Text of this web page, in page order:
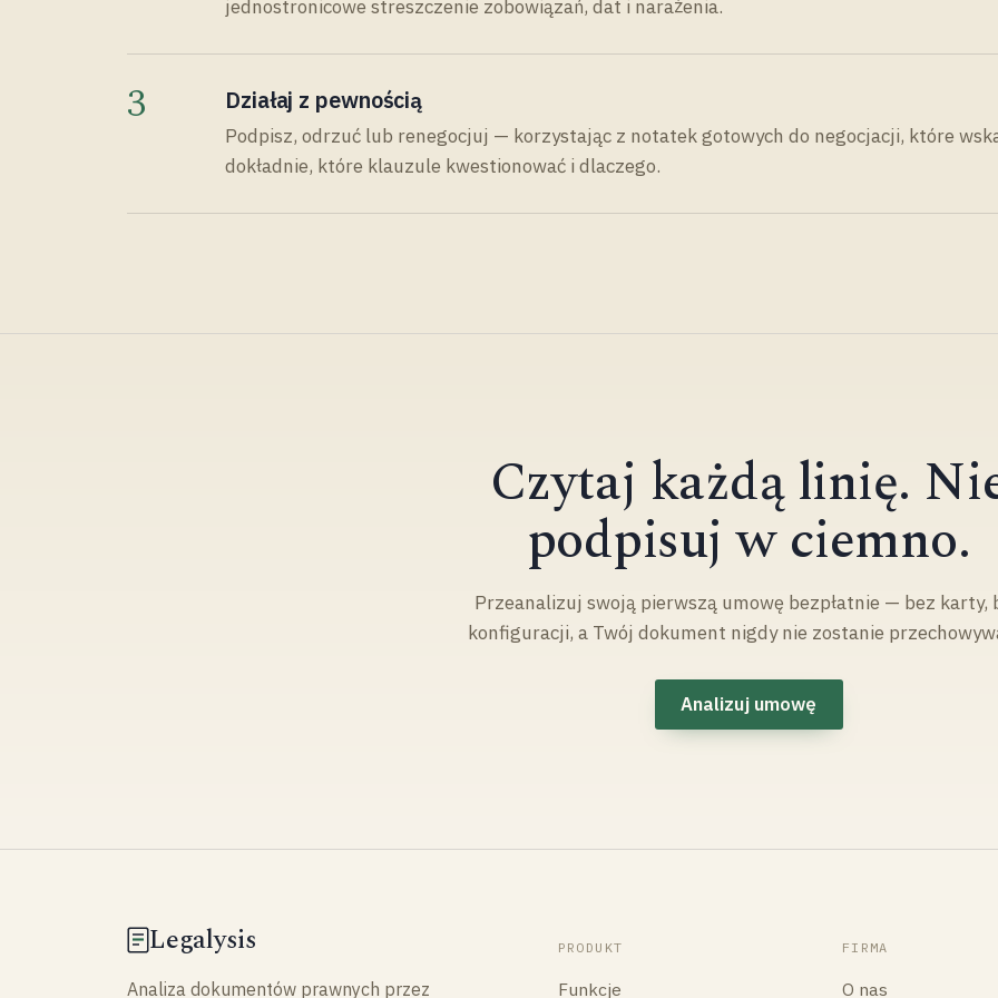
jednostronicowe streszczenie zobowiązań, dat i narażenia.
3 Działaj z pewnością
Podpisz, odrzuć lub renegocjuj — korzystając z notatek gotowych do negocjacji, które
dokładnie, które klauzule kwestionować i dlaczego.
Czytaj każdą linię.
podpisuj w ciemno.
Przeanalizuj swoją pierwszą umowę bezpłatnie — bez karty,
konfiguracji, a Twój dokument nigdy nie zostanie
Analizuj umowę
Legalysis
Analiza dokumentów prawnych przez
PRODUKT
Funkcje
FIRMA
O nas